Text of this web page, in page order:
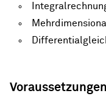
Voraussetzungen